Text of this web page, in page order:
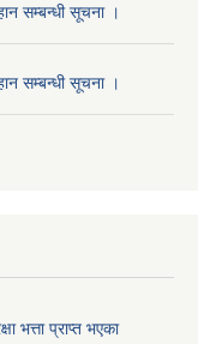
सम्बन्धी सूचना ।
सम्बन्धी सूचना ।
भत्ता प्राप्त भएका